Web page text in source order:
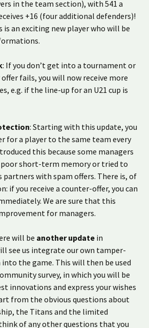
in the team section), with 541 a
+16 (four additional defenders)!
is an exciting new player who will be
: If you don’t get into a tournament or
fails, you will now receive more
e.g. if the line-up for an U21 cup is
: Starting with this update, you
for a player to the same team every
this because some managers
short-term memory or tried to
partners with spam offers. There is, of
if you receive a counter-offer, you can
We are sure that this
for managers.
will be another update in
see us integrate our own tamper-
the game. This will then be used
survey, in which you will be
innovations and express your wishes
from the obvious questions about
the Titans and the limited
of any other questions that you